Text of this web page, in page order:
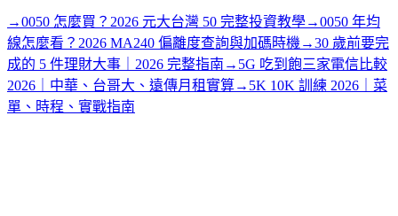
→0050 怎麼買？2026 元大台灣 50 完整投資教學→0050 年均
線怎麼看？2026 MA240 偏離度查詢與加碼時機 →30 歲前要完
成的 5 件理財大事｜2026 完整指南 → 5G 吃到飽三家電信比較
2026｜中華、台哥大、遠傳月租實算→ 5K 10K 訓練 2026｜菜
單、時程、實戰指南